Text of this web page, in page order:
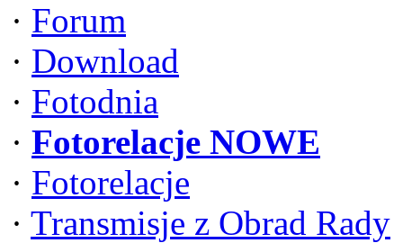
· Forum
· Download
· Fotodnia
· Fotorelacje NOWE
· Fotorelacje
· Transmisje z Obrad Rady